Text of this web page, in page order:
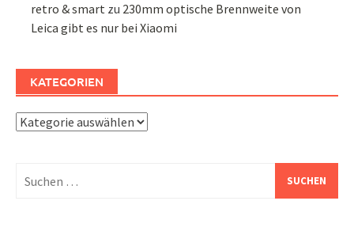
retro & smart zu 230mm optische Brennweite von
Leica gibt es nur bei Xiaomi
KATEGORIEN
Kategorien
nach: